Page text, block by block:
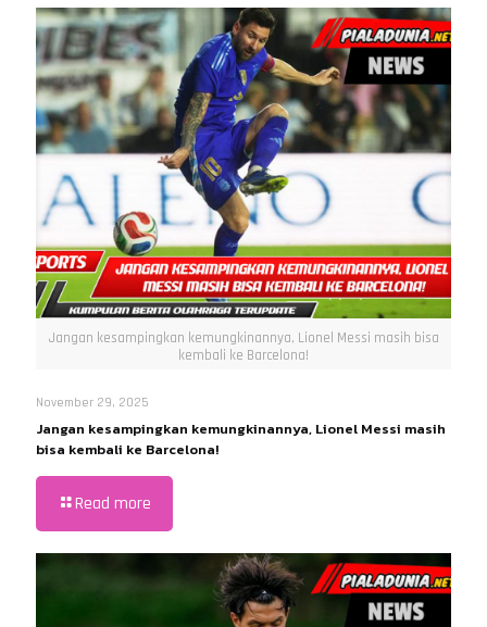
Jangan kesampingkan kemungkinannya, Lionel Messi masih bisa
kembali ke Barcelona!
November 29, 2025
Jangan kesampingkan kemungkinannya, Lionel Messi masih
bisa kembali ke Barcelona!
Read more